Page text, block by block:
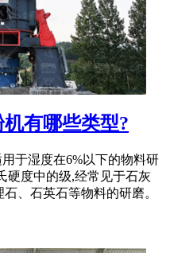
机有哪些类型?
于湿度在6%以下的物料研
硬度中的级,经常见于石灰
、石英石等物料的研磨。